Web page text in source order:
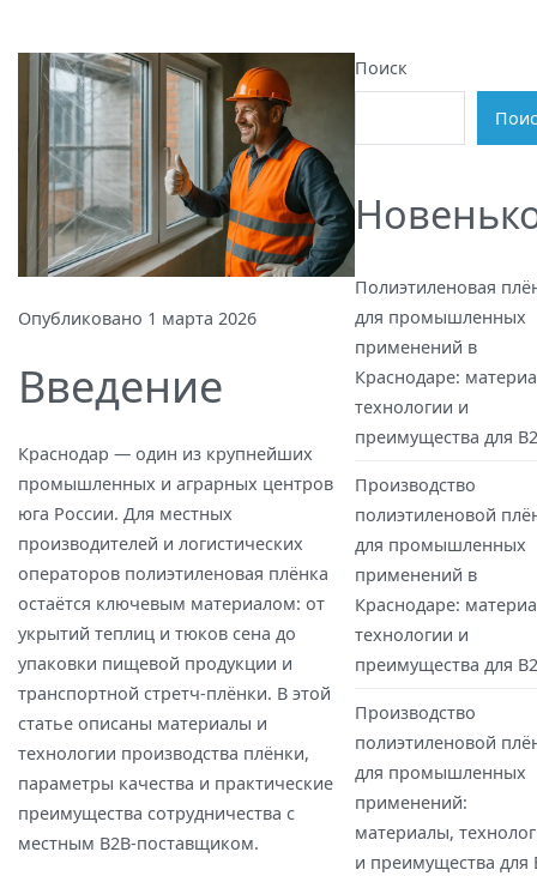
Опубликовано 1 марта 2026
Введение
Краснодар — один из крупнейших
промышленных и аграрных центров
юга России. Для местных
производителей и логистических
операторов полиэтиленовая плёнка
остаётся ключевым материалом: от
укрытий теплиц и тюков сена до
упаковки пищевой продукции и
транспортной стретч‑плёнки. В этой
статье описаны материалы и
технологии производства плёнки,
параметры качества и практические
преимущества сотрудничества с
местным B2B‑поставщиком.
Поиск
Полиэтиленовая
для промышленных
применений в
Краснодаре:
технологии и
преимущества для
Производство
полиэтиленовой
для промышленных
применений в
Краснодаре:
технологии и
преимущества для
Производство
полиэтиленовой
для промышленных
применений:
материалы,
и преимущества для